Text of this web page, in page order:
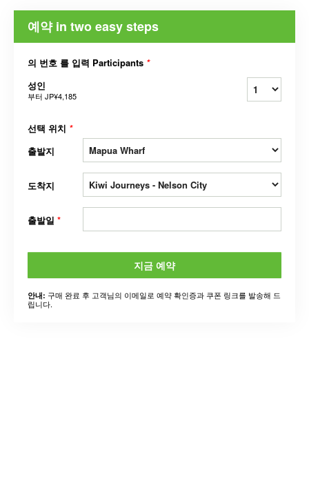
예약 in two easy steps
의 번호 를 입력 Participants *
성인
부터 JP¥4,185
선택 위치 *
출발지
도착지
출발일 *
지금 예약
안내: 구매 완료 후 고객님의 이메일로 예약 확인증과 쿠폰 링크를 발송해 드
립니다.